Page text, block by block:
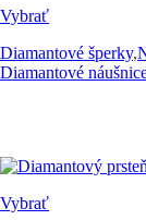
Vybrať
Diamantové šperky,
Diamantové
Vybrať